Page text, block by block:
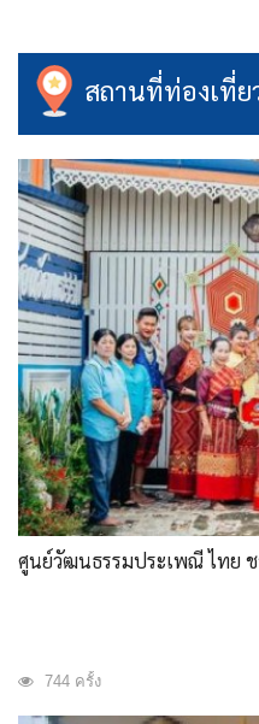
สถานที่ท่องเที่
ศูนย์วัฒนธรรมประเพณี ไทย
744 ครั้ง